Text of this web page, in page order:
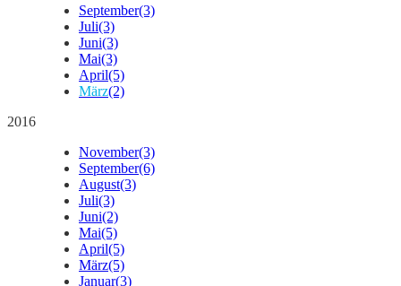
September(3)
Juli(3)
Juni(3)
Mai(3)
April(5)
März(2)
2016
November(3)
September(6)
August(3)
Juli(3)
Juni(2)
Mai(5)
April(5)
März(5)
Januar(3)